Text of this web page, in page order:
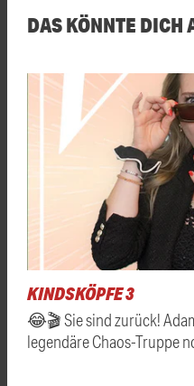
DAS KÖNNTE DICH
KINDSKÖPFE 3
😂🎬 Sie sind zurück!
legendäre Chaos-Truppe